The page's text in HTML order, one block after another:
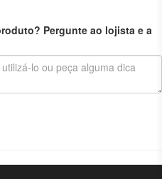
Pergunte ao lojista e a